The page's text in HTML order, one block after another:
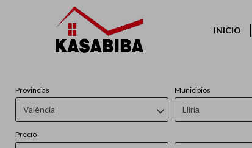
INICIO
Provincias
València
Municipios
Llíria
Precio